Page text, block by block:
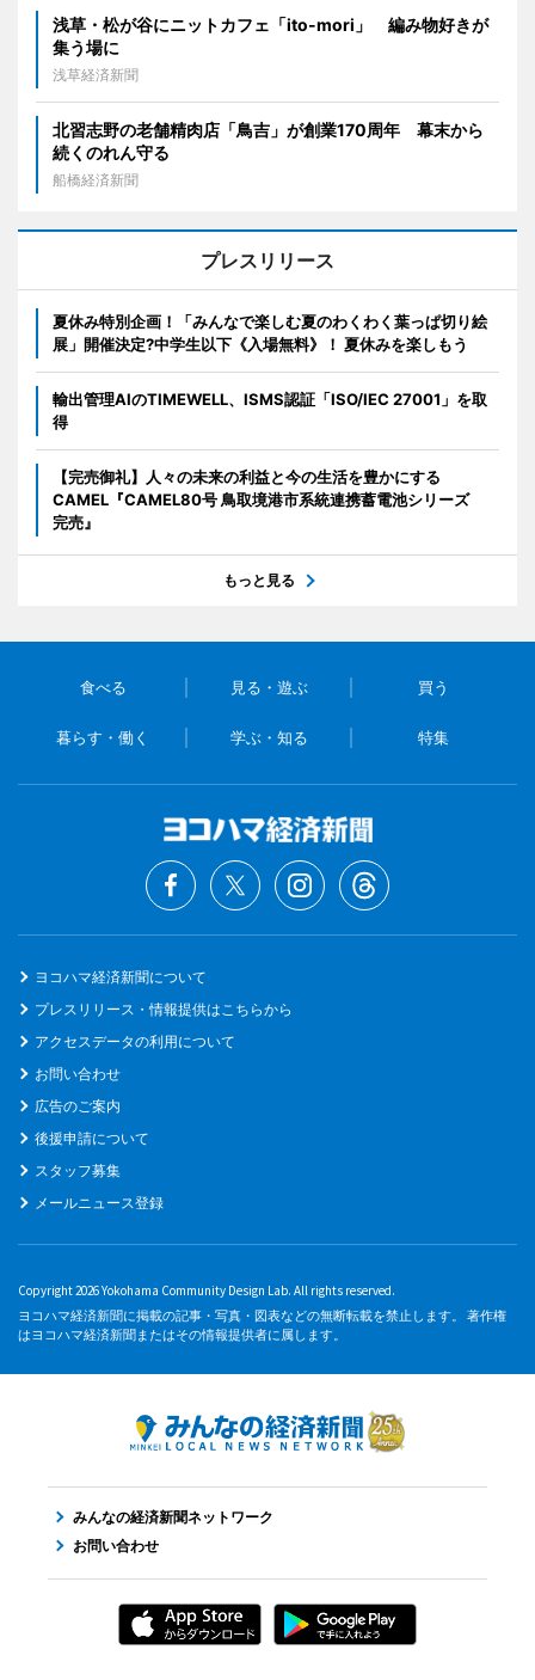
浅草・松が谷にニットカフェ「ito-mori」 編み物好きが
集う場に
浅草経済新聞
北習志野の老舗精肉店「鳥吉」が創業170周年 幕末から
続くのれん守る
船橋経済新聞
プレスリリース
夏休み特別企画！「みんなで楽しむ夏のわくわく葉っぱ切り絵
展」開催決定?中学生以下《入場無料》！ 夏休みを楽しもう
輸出管理AIのTIMEWELL、ISMS認証「ISO/IEC 27001」を取
得
【完売御礼】人々の未来の利益と今の生活を豊かにする
CAMEL『CAMEL80号 鳥取境港市系統連携蓄電池シリーズ
完売』
もっと見る
食べる 見る・遊ぶ 買う
暮らす・働く 学ぶ・知る 特集
ヨコハマ経済新聞について
プレスリリース・情報提供はこちらから
アクセスデータの利用について
お問い合わせ
広告のご案内
後援申請について
スタッフ募集
メールニュース登録
Copyright 2026 Yokohama Community Design Lab. All rights reserved.
ヨコハマ経済新聞に掲載の記事・写真・図表などの無断転載を禁止します。 著作権
はヨコハマ経済新聞またはその情報提供者に属します。
みんなの経済新聞ネットワーク
お問い合わせ